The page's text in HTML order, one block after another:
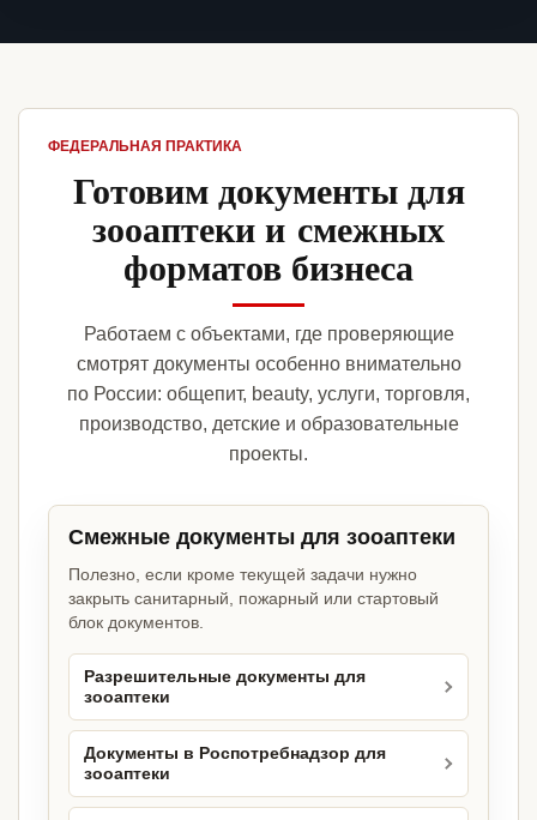
ФЕДЕРАЛЬНАЯ ПРАКТИКА
Готовим документы для
зооаптеки и смежных
форматов бизнеса
Работаем с объектами, где проверяющие
смотрят документы особенно внимательно
по России: общепит, beauty, услуги, торговля,
производство, детские и образовательные
проекты.
Смежные документы для зооаптеки
Полезно, если кроме текущей задачи нужно
закрыть санитарный, пожарный или стартовый
блок документов.
Разрешительные документы для
зооаптеки
Документы в Роспотребнадзор для
зооаптеки